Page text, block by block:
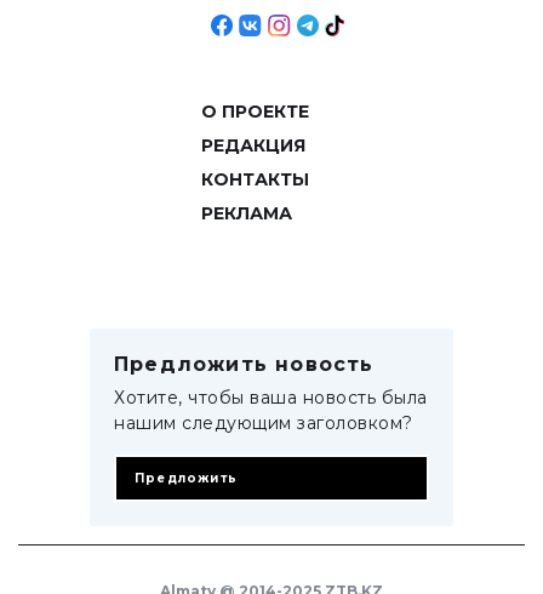
О ПРОЕКТЕ
РЕДАКЦИЯ
КОНТАКТЫ
РЕКЛАМА
Предложить новость
Хотите, чтобы ваша новость была
нашим следующим заголовком?
Предложить